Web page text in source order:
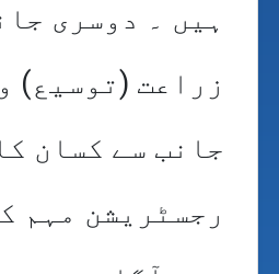
ہیں ۔ دوسری
زراعت (توسیع)
جانب سے کسان
رجسٹریشن مہم